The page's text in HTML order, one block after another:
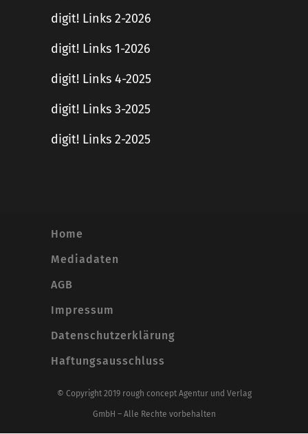
digit! Links 2-2026
digit! Links 1-2026
digit! Links 4-2025
digit! Links 3-2025
digit! Links 2-2025
Home
Mediadaten
AGB
Impressum
Datenschutzerklärung
Haftungsausschluss
© Copyright 2019 rough concept Agentur und Verlag
GmbH – Alle Rechte vorbehalten